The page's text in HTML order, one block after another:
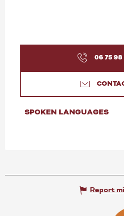
06 75 98
SPOKEN LANGUAGES
SPOKEN LANGUAGES
Report